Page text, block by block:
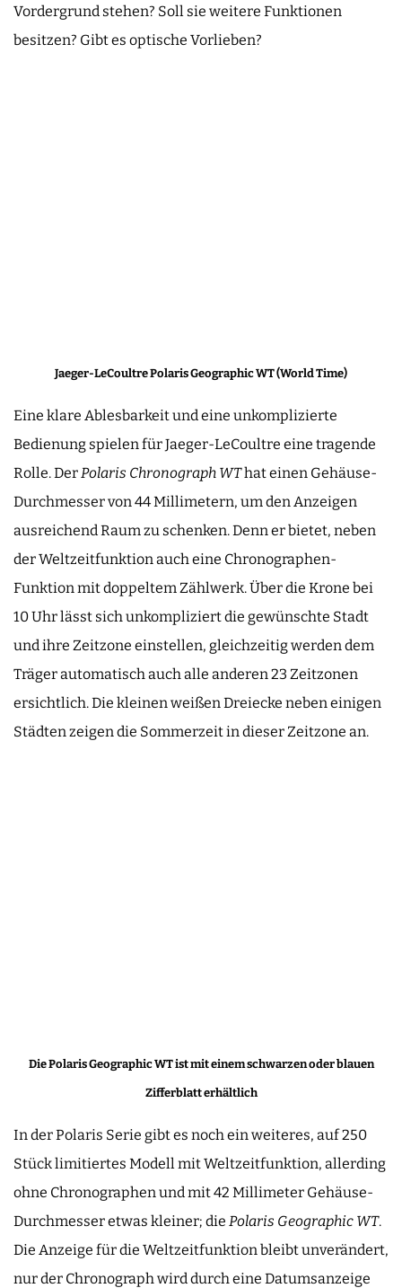
Vordergrund stehen? Soll sie weitere Funktionen
besitzen? Gibt es optische Vorlieben?
Jaeger-LeCoultre Polaris Geographic WT (World Time)
Eine klare Ablesbarkeit und eine unkomplizierte
Bedienung spielen für Jaeger-LeCoultre eine tragende
Rolle. DerPolaris Chronograph WThat einen Gehäuse-
Durchmesser von 44 Millimetern, um den Anzeigen
ausreichend Raum zu schenken. Denn er bietet, neben
der Weltzeitfunktion auch eine Chronographen-
Funktion mit doppeltem Zählwerk. Über die Krone bei
10 Uhr lässt sich unkompliziert die gewünschte Stadt
und ihre Zeitzone einstellen, gleichzeitig werden dem
Träger automatisch auch alle anderen 23 Zeitzonen
ersichtlich. Die kleinen weißen Dreiecke neben einigen
Städten zeigen die Sommerzeit in dieser Zeitzone an.
Die Polaris Geographic WT ist mit einem schwarzen oder blauen
Zifferblatt erhältlich
In der Polaris Serie gibt es noch ein weiteres, auf 250
Stück limitiertes Modell mit Weltzeitfunktion, allerding
ohne Chronographen und mit 42 Millimeter Gehäuse-
Durchmesser etwas kleiner; die Polaris Geographic WT.
Die Anzeige für die Weltzeitfunktion bleibt unverändert,
nur der Chronograph wird durch eine Datumsanzeige